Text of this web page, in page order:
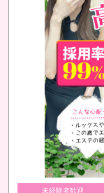
未経験者歓迎